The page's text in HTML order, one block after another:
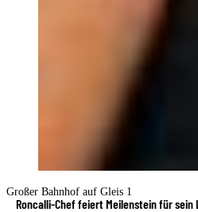
Großer Bahnhof auf Gleis 1
Roncalli-Chef feiert Meilenstein für sein